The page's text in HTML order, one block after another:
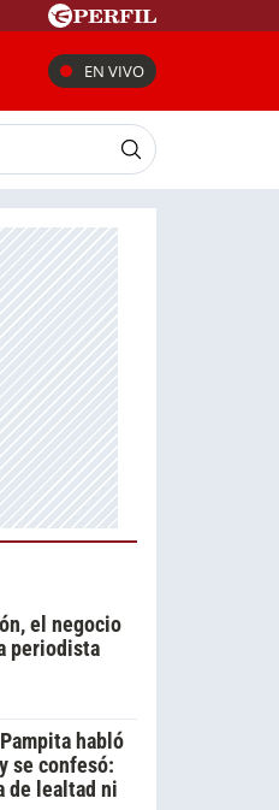
EN VIVO
el negocio
periodista
habló
se confesó:
de lealtad ni